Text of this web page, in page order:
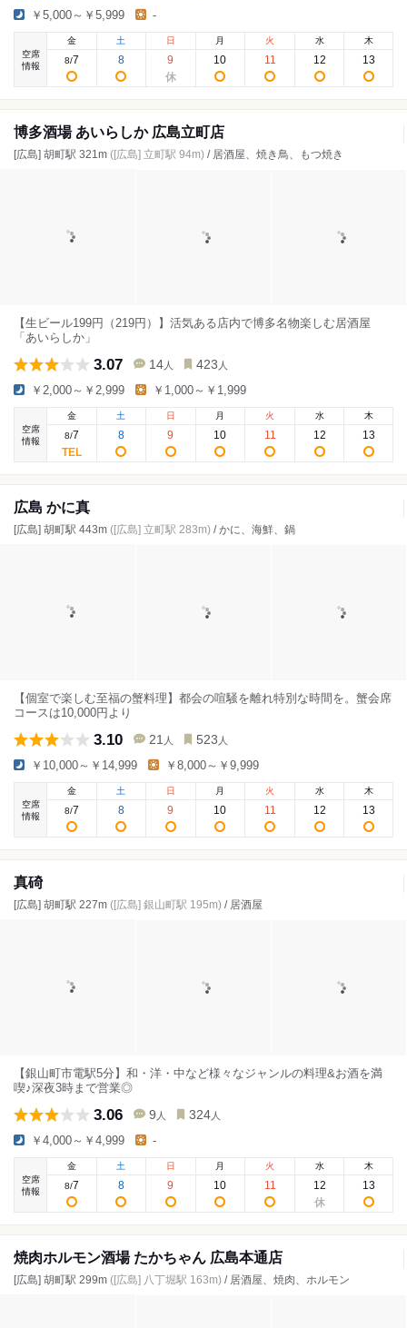
￥5,000～￥5,999 -
空席
情報
金
8/7
土
8
日
9
月
10
火
11
水
12
木
13
博多酒場 あいらしか 広島立町店
[広島] 胡町駅 321m ([広島] 立町駅 94m) / 居酒屋、焼き鳥、もつ焼き
【生ビール199円（219円）】活気ある店内で博多名物楽しむ居酒屋
「あいらしか」
3.07 14 人 423 人
￥2,000～￥2,999 ￥1,000～￥1,999
空席
情報
金
8/7
土
8
日
9
月
10
火
11
水
12
木
13
広島 かに真
[広島] 胡町駅 443m ([広島] 立町駅 283m) / かに、海鮮、鍋
【個室で楽しむ至福の蟹料理】都会の喧騒を離れ特別な時間を。蟹会席
コースは10,000円より
3.10 21 人 523 人
￥10,000～￥14,999 ￥8,000～￥9,999
空席
情報
金
8/7
土
8
日
9
月
10
火
11
水
12
木
13
真碕
[広島] 胡町駅 227m ([広島] 銀山町駅 195m) / 居酒屋
【銀山町市電駅5分】和・洋・中など様々なジャンルの料理&お酒を満
喫♪深夜3時まで営業◎
3.06 9 人 324 人
￥4,000～￥4,999 -
空席
情報
金
8/7
土
8
日
9
月
10
火
11
水
12
木
13
焼肉ホルモン酒場 たかちゃん 広島本通店
[広島] 胡町駅 299m ([広島] 八丁堀駅 163m) / 居酒屋、焼肉、ホルモン